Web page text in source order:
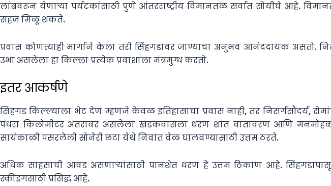
लांबवरून येणाऱ्या पर्यटकांसाठी पुणे आंतरराष्ट्रीय विमानतळ सर्वात सोयीचे आहे.
सहज मिळू शकते.
प्रवास कोणत्याही मार्गाने केला तरी सिंहगडावर जाण्याचा अनुभव आनंददायक असतो.
उभा असलेला हा किल्ला प्रत्येक प्रवाशाला मंत्रमुग्ध करतो.
इतर आकर्षणे
सिंहगड किल्ल्याला भेट देणं म्हणजे केवळ इतिहासाचा प्रवास नाही, तर निसर्गसौंदर्य,
पंधरा किलोमीटर अंतरावर असलेला खडकवासला धरण शांत वातावरण आणि मनमोहक
सायंकाळी पसरलेली सोनेरी छटा येथे निवांत वेळ घालवण्यासाठी उत्तम ठरते.
अधिक साहसाची आवड असणाऱ्यांसाठी पानशेत धरण हे उत्तम ठिकाण आहे.
स्कीइंगसाठी प्रसिद्ध आहे.